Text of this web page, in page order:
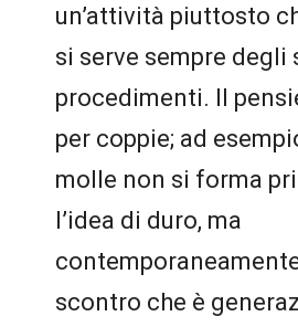
un’attività piuttosto
si serve sempre degli
procedimenti. Il
per coppie; ad
molle non si forma
l’idea di duro, ma
scontro che è